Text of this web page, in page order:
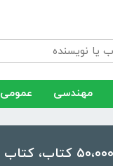
مهندسی عمومی